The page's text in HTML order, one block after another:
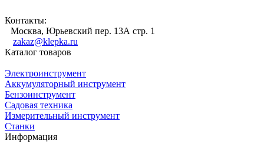
Контакты:
Москва, Юрьевский пер. 13А стр. 1
zakaz@klepka.ru
Каталог товаров
Электроинструмент
Аккумуляторный инструмент
Бензоинструмент
Садовая техника
Измерительный инструмент
Станки
Информация